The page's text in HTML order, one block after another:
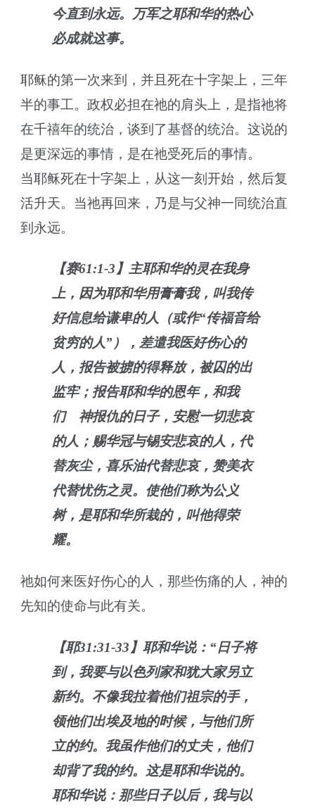
今直到永远。万军之耶和华的热心
必成就这事。
耶稣的第一次来到，并且死在十字架上，三年
半的事工。政权必担在祂的肩头上，是指祂将
在千禧年的统治，谈到了基督的统治。这说的
是更深远的事情，是在祂受死后的事情。
当耶稣死在十字架上，从这一刻开始，然后复
活升天。当祂再回来，乃是与父神一同统治直
到永远。
【赛61:1-3】主耶和华的灵在我身
上，因为耶和华用膏膏我，叫我传
好信息给谦卑的人（或作“传福音给
贫穷的人”），差遣我医好伤心的
人，报告被掳的得释放，被囚的出
监牢；报告耶和华的恩年，和我
们 神报仇的日子，安慰一切悲哀
的人；赐华冠与锡安悲哀的人，代
替灰尘，喜乐油代替悲哀，赞美衣
代替忧伤之灵。使他们称为公义
树，是耶和华所栽的，叫他得荣
耀。
祂如何来医好伤心的人，那些伤痛的人，神的
先知的使命与此有关。
【耶31:31-33】耶和华说：“日子将
到，我要与以色列家和犹大家另立
新约。不像我拉着他们祖宗的手，
领他们出埃及地的时候，与他们所
立的约。我虽作他们的丈夫，他们
却背了我的约。这是耶和华说的。
耶和华说：那些日子以后，我与以